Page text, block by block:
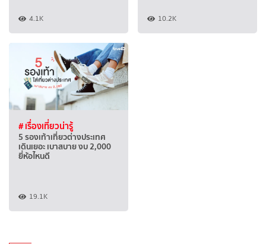
4.1K 10.2K
# เรื่องเที่ยวน่ารู้
5 รองเท้าเที่ยวต่างประเทศ
เดินเยอะ เบาสบาย งบ 2,000
ยี่ห้อไหนดี
19.1K